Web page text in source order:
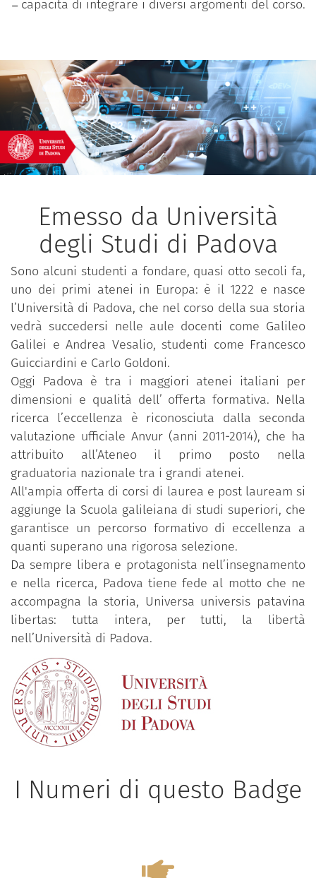
capacità di integrare i diversi argomenti del corso.
Emesso da Università
degli Studi di Padova
Sono alcuni studenti a fondare, quasi otto secoli fa,
uno dei primi atenei in Europa: è il 1222 e nasce
l’Università di Padova, che nel corso della sua storia
vedrà succedersi nelle aule docenti come Galileo
Galilei e Andrea Vesalio, studenti come Francesco
Guicciardini e Carlo Goldoni.
Oggi Padova è tra i maggiori atenei italiani per
dimensioni e qualità dell’ offerta formativa. Nella
ricerca l’eccellenza è riconosciuta dalla seconda
valutazione ufficiale Anvur (anni 2011-2014), che ha
attribuito all’Ateneo il primo posto nella
graduatoria nazionale tra i grandi atenei.
All'ampia offerta di corsi di laurea e post lauream si
aggiunge la Scuola galileiana di studi superiori, che
garantisce un percorso formativo di eccellenza a
quanti superano una rigorosa selezione.
Da sempre libera e protagonista nell’insegnamento
e nella ricerca, Padova tiene fede al motto che ne
accompagna la storia, Universa universis patavina
libertas: tutta intera, per tutti, la libertà
nell’Università di Padova.
I Numeri di questo Badge